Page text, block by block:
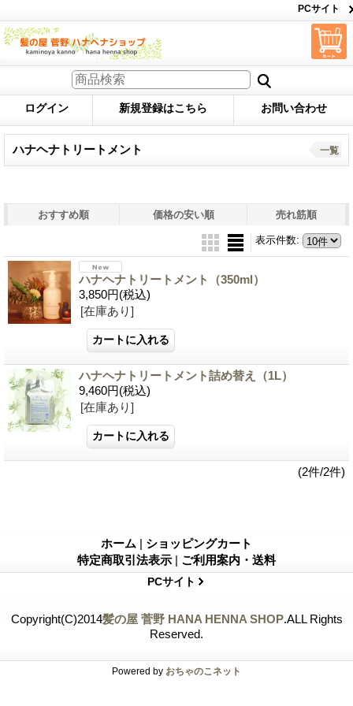
PCサイト
ログイン 新規登録はこちら お問い合わせ
ハナヘナトリートメント 一覧
おすすめ順 価格の安い順 売れ筋順
表示件数:
ハナヘナトリートメント（350ml）
3,850円(税込)
[在庫あり]
ハナヘナトリートメント詰め替え（1L）
9,460円(税込)
[在庫あり]
(2件/2件)
ホーム | ショッピングカート
特定商取引法表示 | ご利用案内・送料
PCサイト
Copyright(C)2014髪の屋 菅野 HANA HENNA SHOP.ALL Rights
Reserved.
Powered by おちゃのこネット